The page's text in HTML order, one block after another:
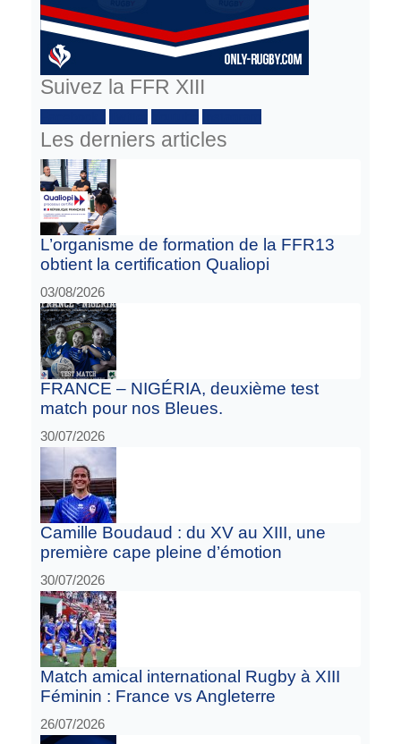
Suivez la FFR XIII
Les derniers articles
L’organisme de formation de la FFR13
obtient la certification Qualiopi
03/08/2026
FRANCE – NIGÉRIA, deuxième test
match pour nos Bleues.
30/07/2026
Camille Boudaud : du XV au XIII, une
première cape pleine d’émotion
30/07/2026
Match amical international Rugby à XIII
Féminin : France vs Angleterre
26/07/2026